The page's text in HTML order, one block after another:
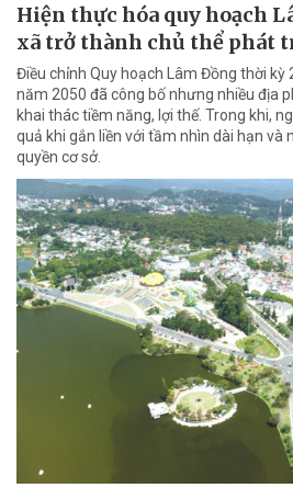
Hiện thực hóa quy hoạch
xã trở thành chủ thể phát
Điều chỉnh Quy hoạch Lâm Đồng thời kỳ
năm 2050 đã công bố nhưng nhiều địa
khai thác tiềm năng, lợi thế. Trong khi,
quả khi gắn liền với tầm nhìn dài hạn và
quyền cơ sở.